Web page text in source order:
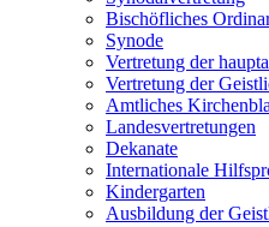
Bischöfliches
Synode
Vertretung der
Vertretung der
Amtliches
Landesvertretungen
Dekanate
Internationale
Kindergarten
Ausbildung der